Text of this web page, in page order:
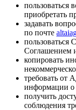
пользоваться
приобретать
задавать
по почте
пользоваться
Соглашением
копировать
требовать от
информации о
получить
соблюдения